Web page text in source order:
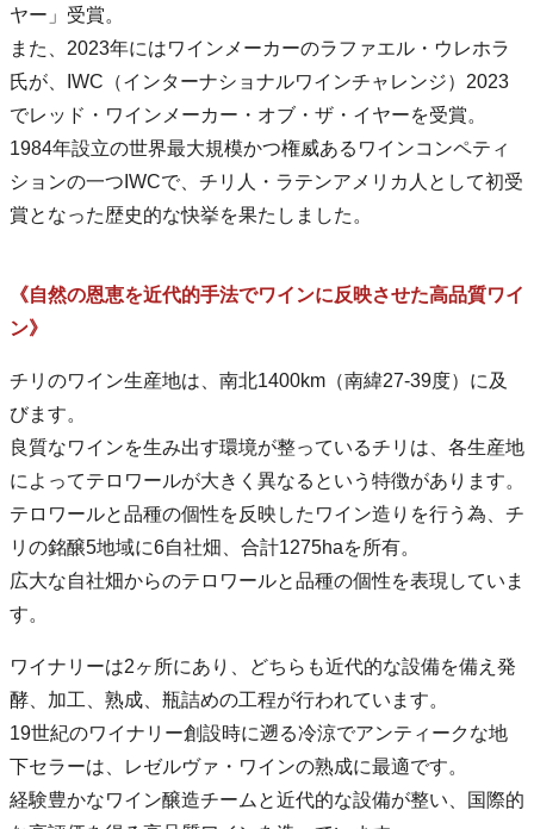
ヤー」受賞。
また、2023年にはワインメーカーのラファエル・ウレホラ
氏が、IWC（インターナショナルワインチャレンジ）2023
でレッド・ワインメーカー・オブ・ザ・イヤーを受賞。
1984年設立の世界最大規模かつ権威あるワインコンペティ
ションの一つIWCで、チリ人・ラテンアメリカ人として初受
賞となった歴史的な快挙を果たしました。
《自然の恩恵を近代的手法でワインに反映させた高品質ワイ
ン》
チリのワイン生産地は、南北1400km（南緯27-39度）に及
びます。
良質なワインを生み出す環境が整っているチリは、各生産地
によってテロワールが大きく異なるという特徴があります。
テロワールと品種の個性を反映したワイン造りを行う為、チ
リの銘醸5地域に6自社畑、合計1275haを所有。
広大な自社畑からのテロワールと品種の個性を表現していま
す。
ワイナリーは2ヶ所にあり、どちらも近代的な設備を備え発
酵、加工、熟成、瓶詰めの工程が行われています。
19世紀のワイナリー創設時に遡る冷涼でアンティークな地
下セラーは、レゼルヴァ・ワインの熟成に最適です。
経験豊かなワイン醸造チームと近代的な設備が整い、国際的